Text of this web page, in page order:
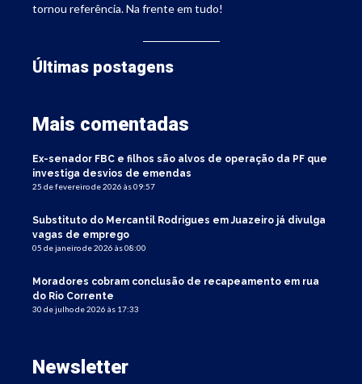
tornou referência. Na frente em tudo!
Últimas postagens
Mais comentadas
Ex-senador FBC e filhos são alvos de operação da PF que
investiga desvios de emendas
25 de fevereiro de 2026 às 09:57
Substituto do Mercantil Rodrigues em Juazeiro já divulga
vagas de emprego
05 de janeiro de 2026 às 08:00
Moradores cobram conclusão de recapeamento em rua
do Rio Corrente
30 de julho de 2026 às 17:33
Newsletter